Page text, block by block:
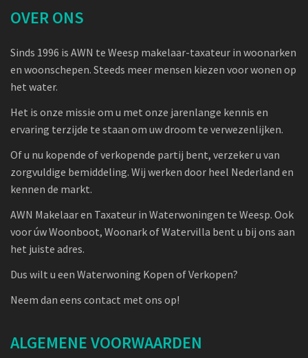
OVER ONS
Sinds 1996 is AWN te Weesp makelaar-taxateur in woonarken
en woonschepen. Steeds meer mensen kiezen voor wonen op
het water.
Het is onze missie om u met onze jarenlange kennis en
ervaring terzijde te staan om uw droom te verwezenlijken.
Of u nu kopende of verkopende partij bent, verzeker u van
zorgvuldige bemiddeling. Wij werken door heel Nederland en
kennen de markt.
AWN Makelaar en Taxateur in Waterwoningen te Weesp. Ook
voor úw Woonboot, Woonark of Watervilla bent u bij ons aan
het juiste adres.
Dus wilt u een Waterwoning Kopen of Verkopen?
Neem dan eens contact met ons op!
ALGEMENE VOORWAARDEN